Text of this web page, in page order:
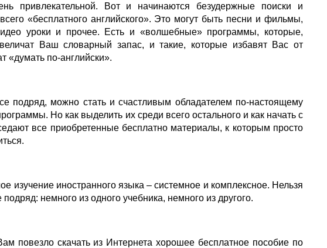
привлекательной. Вот и начинаются безудержные поиски и
«бесплатного английского». Это могут быть песни и фильмы,
уроки и прочее. Есть и «волшебные» программы, которые,
Ваш словарный запас, и такие, которые избавят Вас от
«думать по-английски».
подряд, можно стать и счастливым обладателем по-настоящему
Но как выделить их среди всего остального и как начать с
все приобретенные бесплатно материалы, к которым просто
изучение иностранного языка – системное и комплексное. Нельзя
немного из одного учебника, немного из другого.
повезло скачать из Интернета хорошее бесплатное пособие по